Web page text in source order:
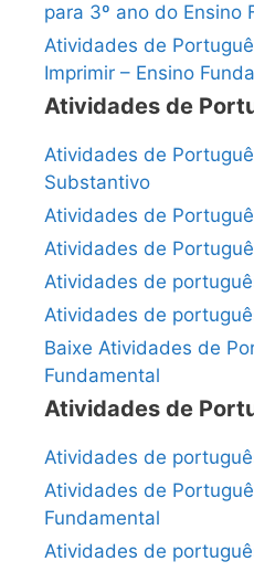
para 3º ano do Ensino
Atividades de
Imprimir – Ensino
Atividades de
Atividades de
Substantivo
Atividades de
Atividades de
Atividades de
Atividades de
Baixe Atividades de
Fundamental
Atividades de
Atividades de
Atividades de
Fundamental
Atividades de